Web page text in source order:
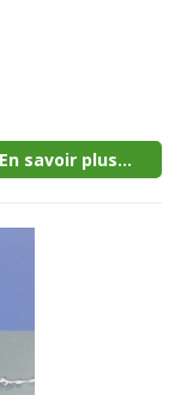
En savoir plus...